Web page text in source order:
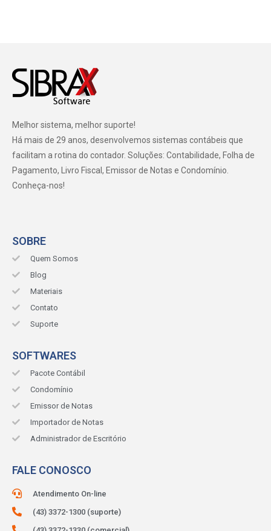
Melhor sistema, melhor suporte!
Há mais de 29 anos, desenvolvemos sistemas contábeis que
facilitam a rotina do contador. Soluções: Contabilidade, Folha de
Pagamento, Livro Fiscal, Emissor de Notas e Condomínio.
Conheça-nos!
SOBRE
Quem Somos
Blog
Materiais
Contato
Suporte
SOFTWARES
Pacote Contábil
Condomínio
Emissor de Notas
Importador de Notas
Administrador de Escritório
FALE CONOSCO
Atendimento On-line
(43) 3372-1300 (suporte)